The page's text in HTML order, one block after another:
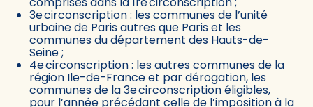
3e circonscription : les communes de l’unité
urbaine de Paris autres que Paris et les
communes du département des Hauts-de-
Seine ;
4e circonscription : les autres communes de la
région Ile-de-France et par dérogation, les
communes de la 3e circonscription éligibles,
pour l’année précédant celle de l’imposition à la